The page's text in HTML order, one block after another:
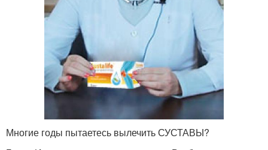
Многие годы пытаетесь вылечить СУСТАВЫ?